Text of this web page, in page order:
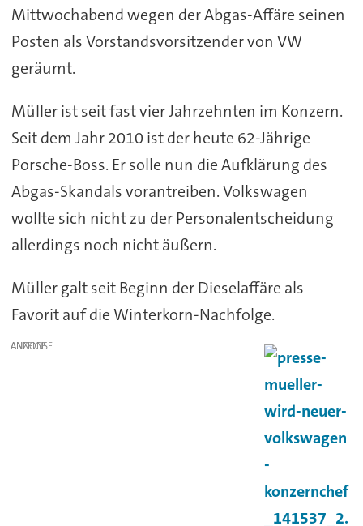
Mittwochabend wegen der Abgas-Affäre seinen
Posten als Vorstandsvorsitzender von VW
geräumt.
Müller ist seit fast vier Jahrzehnten im Konzern.
Seit dem Jahr 2010 ist der heute 62-Jährige
Porsche-Boss. Er solle nun die Aufklärung des
Abgas-Skandals vorantreiben. Volkswagen
wollte sich nicht zu der Personalentscheidung
allerdings noch nicht äußern.
Müller galt seit Beginn der Dieselaffäre als
Favorit auf die Winterkorn-Nachfolge.
ANZEIGE